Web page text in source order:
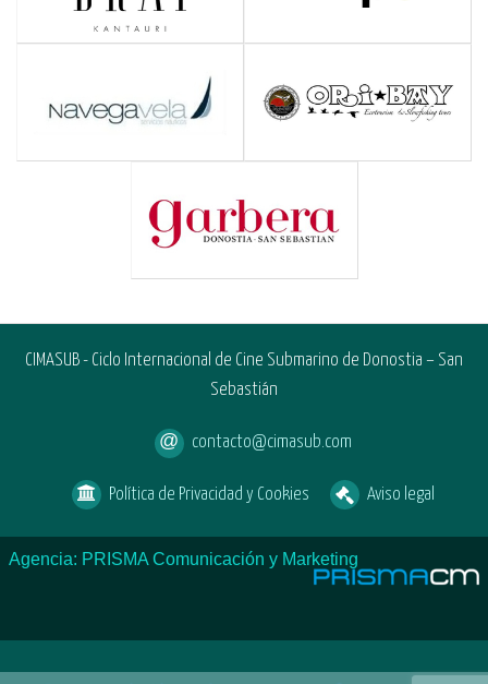
CIMASUB - Ciclo Internacional de Cine Submarino de Donostia – San
Sebastián
contacto@cimasub.com
Política de Privacidad y Cookies Aviso legal
Agencia: PRISMA Comunicación y Marketing